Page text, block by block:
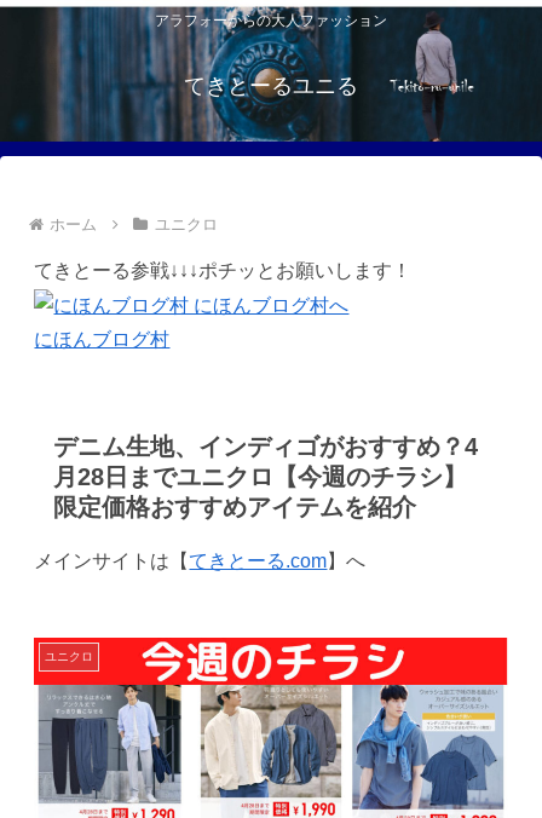
アラフォーからの大人ファッション
てきとーるユニる
ホーム ユニクロ
てきとーる参戦↓↓↓ポチッとお願いします！
にほんブログ村
デニム生地、インディゴがおすすめ？4
月28日までユニクロ【今週のチラシ】
限定価格おすすめアイテムを紹介
メインサイトは【てきとーる.com】へ
ユニクロ